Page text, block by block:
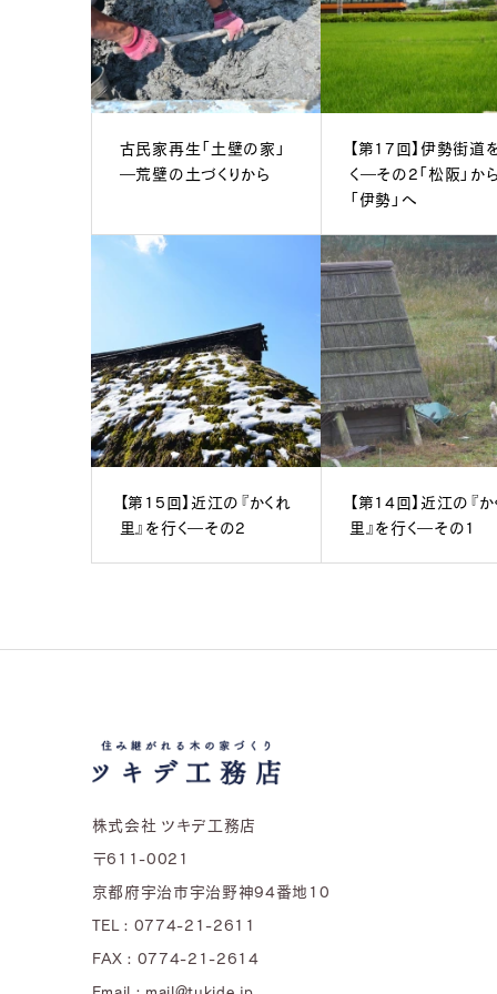
古民家再生「土壁の家」
―荒壁の土づくりから
【第17回】伊勢街道
く―その2「松阪」か
「伊勢」へ
【第15回】近江の『かくれ
里』を行く―その2
【第14回】近江の『
里』を行く―その1
株式会社 ツキデ工務店
〒611-0021
京都府宇治市宇治野神94番地10
TEL : 0774-21-2611
FAX : 0774-21-2614